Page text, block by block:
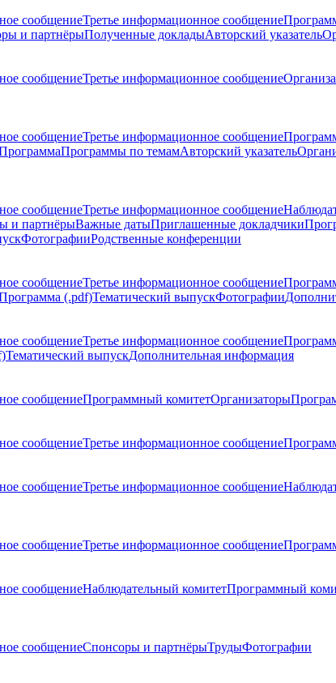
сообщениеТретье информационное сообщение
и партнёрыПолученные докладыАвторский указатель
сообщениеТретье информационное сообщение
сообщениеТретье информационное сообщение
Программы по темамАвторский указатель
сообщениеТретье информационное сообщение
и партнёрыВажные датыПриглашенные докладчики
ФотографииРодственные конференции
сообщениеТретье информационное сообщение
(.pdf)Тематический выпускФотографии
сообщениеТретье информационное сообщение
Тематический выпускДополнительная информация
сообщениеПрограммный комитетОрганизаторы
сообщениеТретье информационное сообщение
сообщениеТретье информационное сообщение
сообщениеТретье информационное сообщение
сообщениеНаблюдательный комитетПрограммный
сообщениеСпонсоры и партнёрыТрудыФотографии